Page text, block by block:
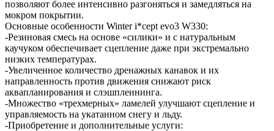
позволяют более интенсивно разгоняться и замедляться на
мокром покрытии.
Основные особенности Winter i*cept evo3 W330:
-Резиновая смесь на основе «силики» и с натуральным
каучуком обеспечивает сцепление даже при экстремально
низких температурах.
-Увеличенное количество дренажных канавок и их
направленность против движения снижают риск
аквапланирования и слэшпленнинга.
-Множество «трехмерных» ламелей улучшают сцепление и
управляемость на укатанном снегу и льду.
-Приобретение и дополнительные услуги: